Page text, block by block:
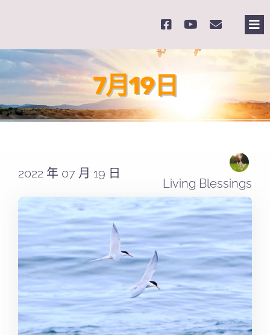
content
主頁
關於我們
課程報名
Search
for:
7月19日
2022 年 07 月 19 日
Living Blessings